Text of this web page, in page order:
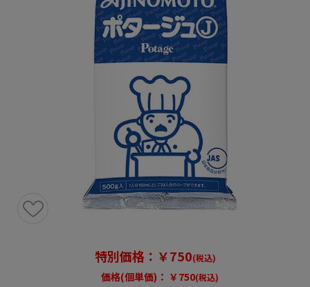
特別価格：￥750(税込)
価格(個単価)： ￥750(税込)